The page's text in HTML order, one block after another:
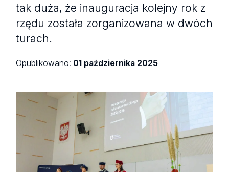
tak duża, że inauguracja kolejny rok z
rzędu została zorganizowana w dwóch
turach.
Opublikowano: 01 października 2025